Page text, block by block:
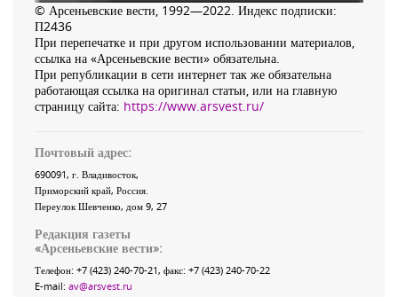
© Арсеньевские вести, 1992—2022. Индекс подписки:
П2436
При перепечатке и при другом использовании материалов,
ссылка на «Арсеньевские вести» обязательна.
При републикации в сети интернет так же обязательна
работающая ссылка на оригинал статьи, или на главную
страницу сайта: https://www.arsvest.ru/
Почтовый адрес:
690091, г. Владивосток,
Приморский край, Россия
Переулок Шевченко, дом 9, 27
Редакция газеты
«Арсеньевские вести»:
Телефон: +7 (423) 240-70-21, факс: +7 (423) 240-70-22
E-mail: av@arsvest.ru